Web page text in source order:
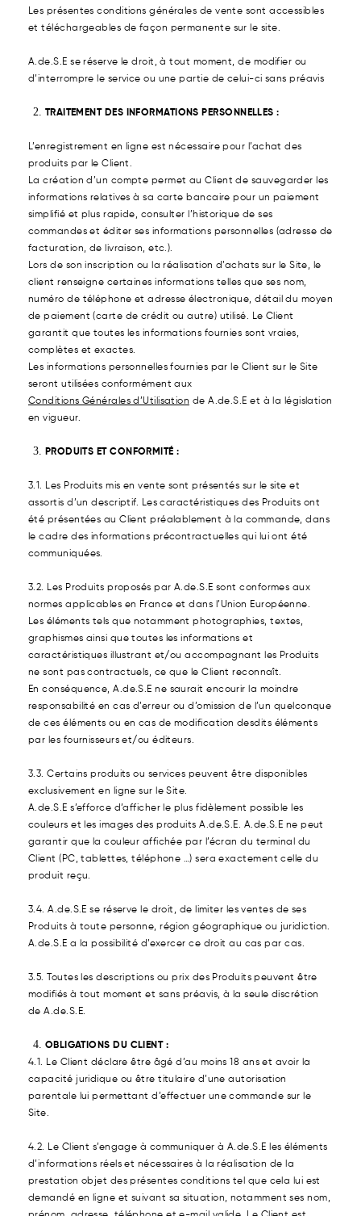
Les présentes conditions générales de vente sont accessibles
et téléchargeables de façon permanente sur le site.
A.de.S.E se réserve le droit, à tout moment, de modifier ou
d’interrompre le service ou une partie de celui-ci sans préavis
TRAITEMENT DES INFORMATIONS PERSONNELLES :
L’enregistrement en ligne est nécessaire pour l’achat des
produits par le Client.
La création d’un compte permet au Client de sauvegarder les
informations relatives à sa carte bancaire pour un paiement
simplifié et plus rapide, consulter l’historique de ses
commandes et éditer ses informations personnelles (adresse de
facturation, de livraison, etc.).
Lors de son inscription ou la réalisation d’achats sur le Site, le
client renseigne certaines informations telles que ses nom,
numéro de téléphone et adresse électronique, détail du moyen
de paiement (carte de crédit ou autre) utilisé. Le Client
garantit que toutes les informations fournies sont vraies,
complètes et exactes.
Les informations personnelles fournies par le Client sur le Site
seront utilisées conformément aux
Conditions Générales d’Utilisation de A.de.S.E et à la législation
en vigueur.
PRODUITS ET CONFORMITÉ :
3.1. Les Produits mis en vente sont présentés sur le site et
assortis d’un descriptif. Les caractéristiques des Produits ont
été présentées au Client préalablement à la commande, dans
le cadre des informations précontractuelles qui lui ont été
communiquées.
3.2. Les Produits proposés par A.de.S.E sont conformes aux
normes applicables en France et dans l’Union Européenne.
Les éléments tels que notamment photographies, textes,
graphismes ainsi que toutes les informations et
caractéristiques illustrant et/ou accompagnant les Produits
ne sont pas contractuels, ce que le Client reconnaît.
En conséquence, A.de.S.E ne saurait encourir la moindre
responsabilité en cas d’erreur ou d’omission de l’un quelconque
de ces éléments ou en cas de modification desdits éléments
par les fournisseurs et/ou éditeurs.
3.3. Certains produits ou services peuvent être disponibles
exclusivement en ligne sur le Site.
A.de.S.E s’efforce d’afficher le plus fidèlement possible les
couleurs et les images des produits A.de.S.E. A.de.S.E ne peut
garantir que la couleur affichée par l’écran du terminal du
Client (PC, tablettes, téléphone …) sera exactement celle du
produit reçu.
3.4. A.de.S.E se réserve le droit, de limiter les ventes de ses
Produits à toute personne, région géographique ou juridiction.
A.de.S.E a la possibilité d’exercer ce droit au cas par cas.
3.5. Toutes les descriptions ou prix des Produits peuvent être
modifiés à tout moment et sans préavis, à la seule discrétion
de A.de.S.E.
OBLIGATIONS DU CLIENT :
4.1. Le Client déclare être âgé d’au moins 18 ans et avoir la
capacité juridique ou être titulaire d’une autorisation
parentale lui permettant d’effectuer une commande sur le
Site.
4.2. Le Client s’engage à communiquer à A.de.S.E les éléments
d’informations réels et nécessaires à la réalisation de la
prestation objet des présentes conditions tel que cela lui est
demandé en ligne et suivant sa situation, notamment ses nom,